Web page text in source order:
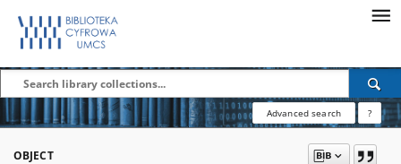
Advanced search ?
OBJECT